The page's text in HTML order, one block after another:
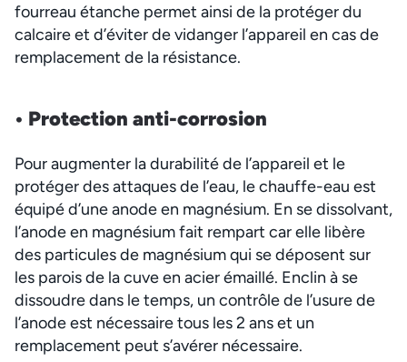
fourreau étanche permet ainsi de la protéger du
calcaire et d’éviter de vidanger l’appareil en cas de
remplacement de la résistance.
• Protection anti-corrosion
Pour augmenter la durabilité de l’appareil et le
protéger des attaques de l’eau, le chauffe-eau est
équipé d’une anode en magnésium. En se dissolvant,
l’anode en magnésium fait rempart car elle libère
des particules de magnésium qui se déposent sur
les parois de la cuve en acier émaillé. Enclin à se
dissoudre dans le temps, un contrôle de l’usure de
l’anode est nécessaire tous les 2 ans et un
remplacement peut s’avérer nécessaire.